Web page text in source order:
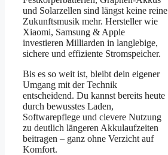
und Solarzellen sind längst keine reine
Zukunftsmusik mehr. Hersteller wie
Xiaomi, Samsung & Apple
investieren Milliarden in langlebige,
sichere und effiziente Stromspeicher.
Bis es so weit ist, bleibt dein eigener
Umgang mit der Technik
entscheidend. Du kannst bereits heute
durch bewusstes Laden,
Softwarepflege und clevere Nutzung
zu deutlich längeren Akkulaufzeiten
beitragen – ganz ohne Verzicht auf
Komfort.